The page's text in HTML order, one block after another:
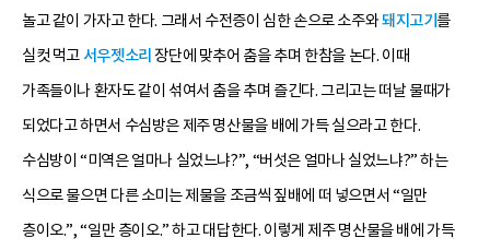
놀고 같이 가자고 한다. 그래서 수전증이 심한 손으로 소주와돼지고기 를
실컷 먹고 서우젯소리 장단에 맞추어 춤을 추며 한참을 논다. 이때
가족들이나 환자도 같이 섞여서 춤을 추며 즐긴다. 그리고는 떠날 물때가
되었다고 하면서 수심방은 제주 명산물을 배에 가득 실으라고 한다.
수심방이 “미역은 얼마나 실었느냐?”, “버섯은 얼마나 실었느냐?” 하는
식으로 물으면 다른 소미는 제물을 조금씩 짚배에 떠 넣으면서 “일만
층이오.”, “일만 층이오.” 하고 대답한다. 이렇게 제주 명산물을 배에 가득